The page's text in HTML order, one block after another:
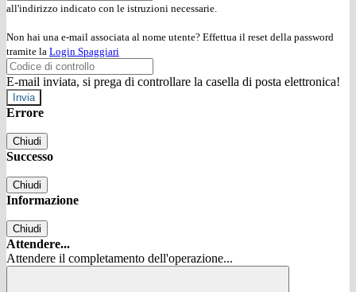
all'indirizzo indicato con le istruzioni necessarie.
Non hai una e-mail associata al nome utente? Effettua il reset della password
tramite la Login Spaggiari
E-mail inviata, si prega di controllare la casella di posta elettronica!
Errore
Chiudi
Successo
Chiudi
Informazione
Chiudi
Attendere...
Attendere il completamento dell'operazione...